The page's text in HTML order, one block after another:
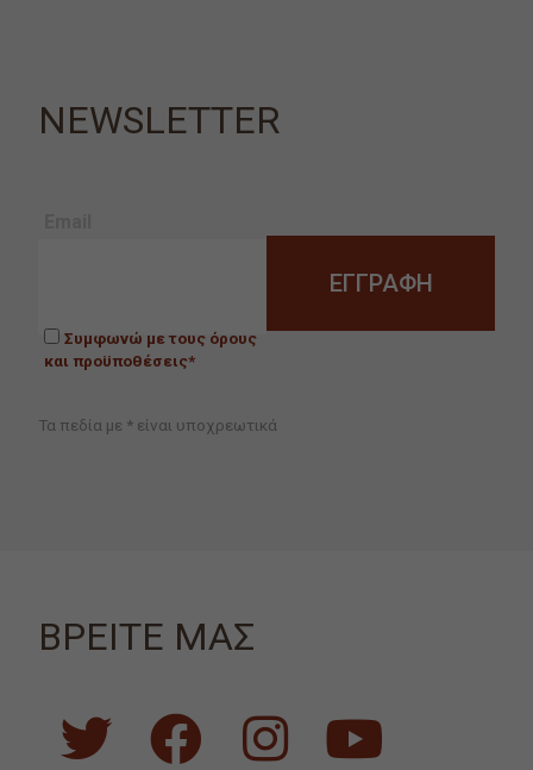
NEWSLETTER
Συμφωνώ με τους όρους
και προϋποθέσεις*
Τα πεδία με * είναι υποχρεωτικά
ΒΡΕΙΤΕ ΜΑΣ